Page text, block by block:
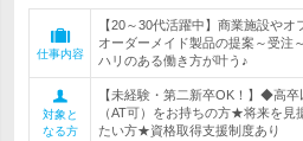
仕事内容
【20～30代活躍中】商業施設や
オーダーメイド製品の提案～受注
ハリのある働き方が叶う♪
対象と
なる方
【未経験・第二新卒OK！】◆高
（AT可）をお持ちの方★将来を見
たい方★資格取得支援制度あり